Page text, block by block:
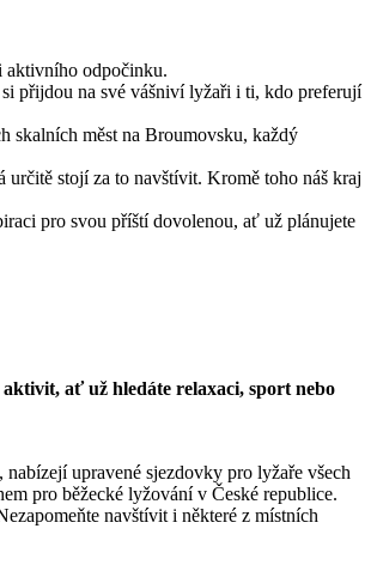
aktivního odpočinku.
přijdou na své vášniví lyžaři i ti, kdo preferují
skalních měst na Broumovsku, každý
určitě stojí za to navštívit. Kromě toho náš kraj
pro svou příští dovolenou, ať už plánujete
ať už hledáte relaxaci, sport nebo
upravené sjezdovky pro lyžaře všech
pro běžecké lyžování v České republice.
navštívit i některé z místních